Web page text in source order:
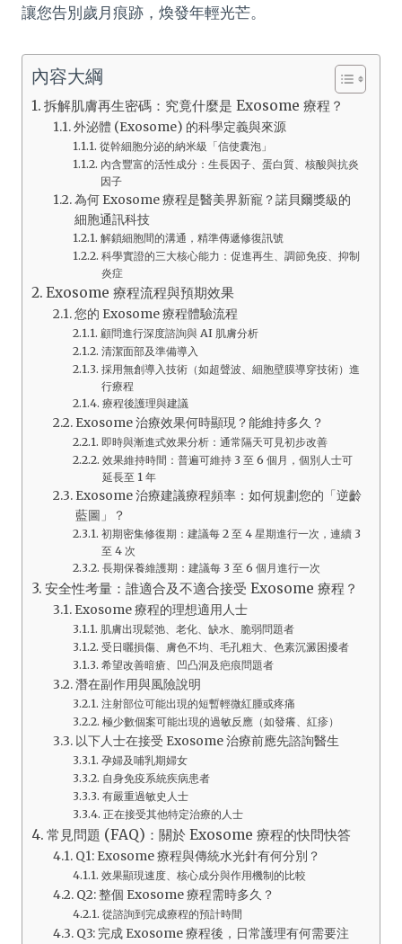
讓您告別歲月痕跡，煥發年輕光芒。
內容大綱
拆解肌膚再生密碼：究竟什麼是 Exosome 療程？
外泌體 (Exosome) 的科學定義與來源
從幹細胞分泌的納米級「信使囊泡」
內含豐富的活性成分：生長因子、蛋白質、核酸與抗炎
因子
為何 Exosome 療程是醫美界新寵？諾貝爾獎級的
細胞通訊科技
解鎖細胞間的溝通，精準傳遞修復訊號
科學實證的三大核心能力：促進再生、調節免疫、抑制
炎症
Exosome 療程流程與預期效果
您的 Exosome 療程體驗流程
顧問進行深度諮詢與 AI 肌膚分析
清潔面部及準備導入
採用無創導入技術（如超聲波、細胞壁膜導穿技術）進
行療程
療程後護理與建議
Exosome 治療效果何時顯現？能維持多久？
即時與漸進式效果分析：通常隔天可見初步改善
效果維持時間：普遍可維持 3 至 6 個月，個別人士可
延長至 1 年
Exosome 治療建議療程頻率：如何規劃您的「逆齡
藍圖」？
初期密集修復期：建議每 2 至 4 星期進行一次，連續 3
至 4 次
長期保養維護期：建議每 3 至 6 個月進行一次
安全性考量：誰適合及不適合接受 Exosome 療程？
Exosome 療程的理想適用人士
肌膚出現鬆弛、老化、缺水、脆弱問題者
受日曬損傷、膚色不均、毛孔粗大、色素沉澱困擾者
希望改善暗瘡、凹凸洞及疤痕問題者
潛在副作用與風險說明
注射部位可能出現的短暫輕微紅腫或疼痛
極少數個案可能出現的過敏反應（如發癢、紅疹）
以下人士在接受 Exosome 治療前應先諮詢醫生
孕婦及哺乳期婦女
自身免疫系統疾病患者
有嚴重過敏史人士
正在接受其他特定治療的人士
常見問題 (FAQ)：關於 Exosome 療程的快問快答
Q1: Exosome 療程與傳統水光針有何分別？
效果顯現速度、核心成分與作用機制的比較
Q2: 整個 Exosome 療程需時多久？
從諮詢到完成療程的預計時間
Q3: 完成 Exosome 療程後，日常護理有何需要注